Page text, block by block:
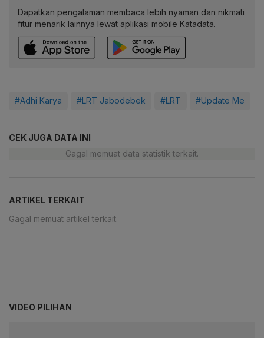
Dapatkan pengalaman membaca lebih nyaman dan nikmati
fitur menarik lainnya lewat aplikasi mobile Katadata.
#Adhi Karya #LRT Jabodebek #LRT #Update Me
CEK JUGA DATA INI
Gagal memuat data statistik terkait.
ARTIKEL TERKAIT
Gagal memuat artikel terkait.
VIDEO PILIHAN